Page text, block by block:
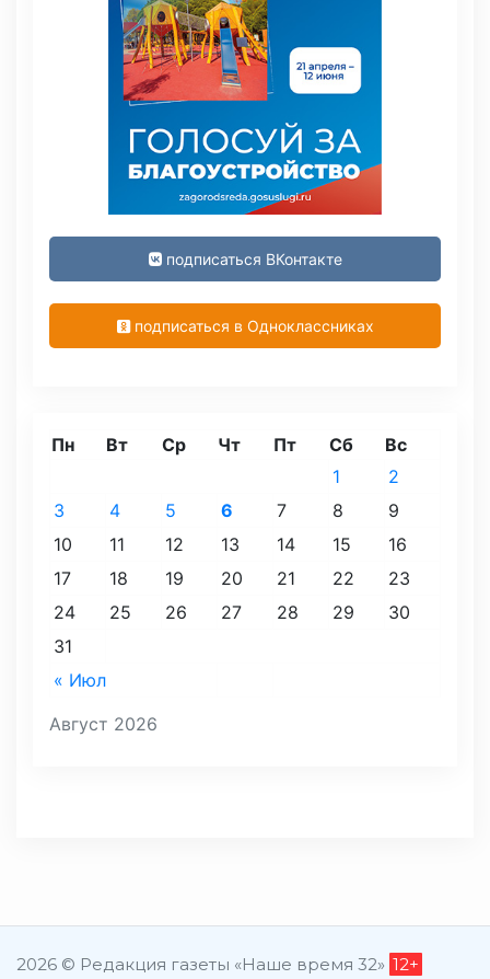
подписаться ВКонтакте
подписаться в Одноклассниках
Август 2026
Пн Вт Ср Чт Пт Сб Вс
« Июл
1
2
3
4 5 6 7 8
9
10
11 12 13 14 15
16
17
18 19 20 21 22
23
24
25 26 27 28 29
30
31
2026 © Редакция газеты «Наше время 32» 12+